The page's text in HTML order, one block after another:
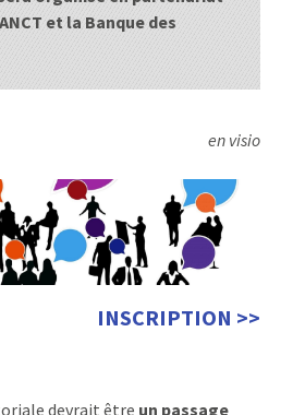
EUROPEet la Banque des
en visio
INSCRIPTION >>
devrait être un passage